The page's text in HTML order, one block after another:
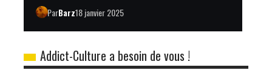
ParBarz18 janvier 2025
Addict-Culture a besoin de vous !